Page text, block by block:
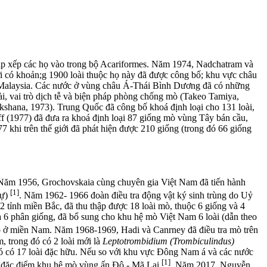
xếp các họ vào trong bộ Acariformes. Năm 1974, Nadchatram và
khoản;g 1900 loài thuộc họ này đã được công bố; khu vực châu
Các nước ở vùng châu Á-Thái Bình Dương đã có những
vai trò dịch tễ và biện pháp phòng chống mò (Takeo Tamiya,
1973). Trung Quốc đã công bố khoá định loại cho 131 loài,
đã đưa ra khoá định loại 87 giống mò vùng Tây bán cầu,
khi trên thế giới đã phát hiện được 210 giống (trong đó 66 giống
1956, Grochovskaia cùng chuyên gia Việt Nam đã tiến hành
[1]. Năm 1962- 1966 đoàn điều tra động vật ký sinh trùng do Uỷ
miền Bắc, đã thu thập được 18 loài mò, thuộc 6 giống và 4
phân giống, đã bổ sung cho khu hệ mò Việt Nam 6 loài (dẫn theo
miền Nam. Năm 1968-1969, Hadi và Canrney đã điều tra mò trên
trong đó có 2 loài mới là Leptotrombidium (Trombiculindus)
17 loài đặc hữu. Nếu so với khu vực Đông Nam á và các nước
điểm khu hệ mò vùng ấn Độ - Mã Lai [1] . Năm 2017, Nguyễn